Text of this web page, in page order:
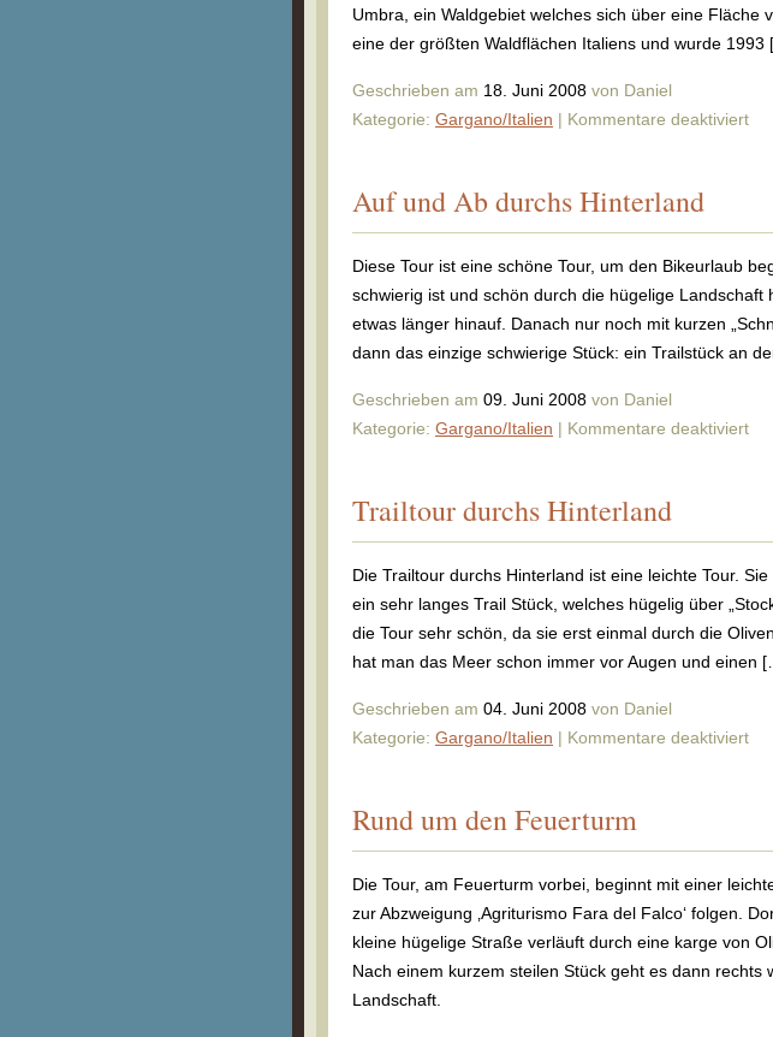
Umbra, ein Waldgebiet welches sich über eine Fläche
eine der größten Waldflächen Italiens und wurde
Geschrieben am 18. Juni 2008 von Daniel
Kategorie: Gargano/Italien | Kommentare deaktiviertfür
Auf und Ab durchs Hinterland
Diese Tour ist eine schöne Tour, um den Bikeurlaub
schwierig ist und schön durch die hügelige Landschaft
etwas länger hinauf. Danach nur noch mit kurzen
dann das einzige schwierige Stück: ein Trailstück an
Geschrieben am 09. Juni 2008 von Daniel
Kategorie: Gargano/Italien | Kommentare deaktiviertfür
Trailtour durchs Hinterland
Die Trailtour durchs Hinterland ist eine leichte Tour.
ein sehr langes Trail Stück, welches hügelig über
die Tour sehr schön, da sie erst einmal durch die
hat man das Meer schon immer vor Augen und einen
Geschrieben am 04. Juni 2008 von Daniel
Kategorie: Gargano/Italien | Kommentare deaktiviertfür
Rund um den Feuerturm
Die Tour, am Feuerturm vorbei, beginnt mit einer
zur Abzweigung ‚Agriturismo Fara del Falco‘ folgen.
kleine hügelige Straße verläuft durch eine karge von
Nach einem kurzem steilen Stück geht es dann rechts
Landschaft.